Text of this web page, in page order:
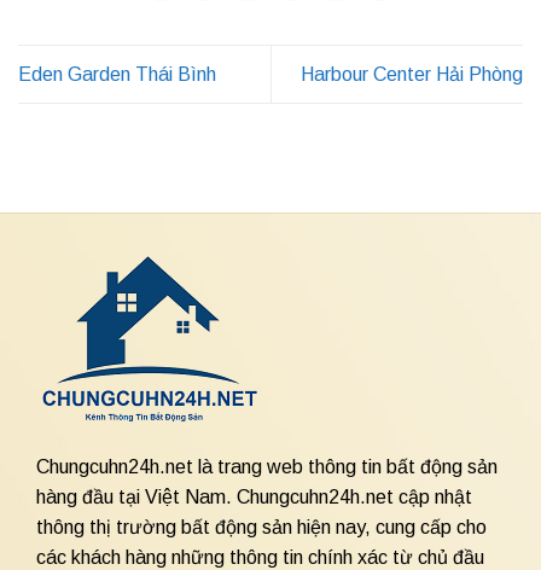
Eden Garden Thái Bình Harbour Center Hải Phòng
Chungcuhn24h.net là trang web thông tin bất động sản
hàng đầu tại Việt Nam. Chungcuhn24h.net cập nhật
thông thị trường bất động sản hiện nay, cung cấp cho
các khách hàng những thông tin chính xác từ chủ đầu